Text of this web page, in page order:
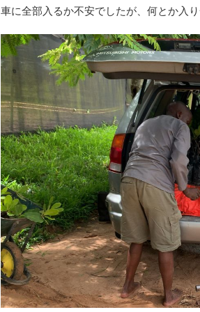
車に全部入るか不安でしたが、何とか入